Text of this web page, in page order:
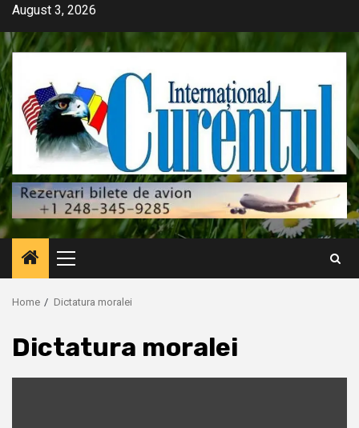
Skip
content
August 3, 2026
Primary
Menu
Home Dictatura moralei
Dictatura moralei